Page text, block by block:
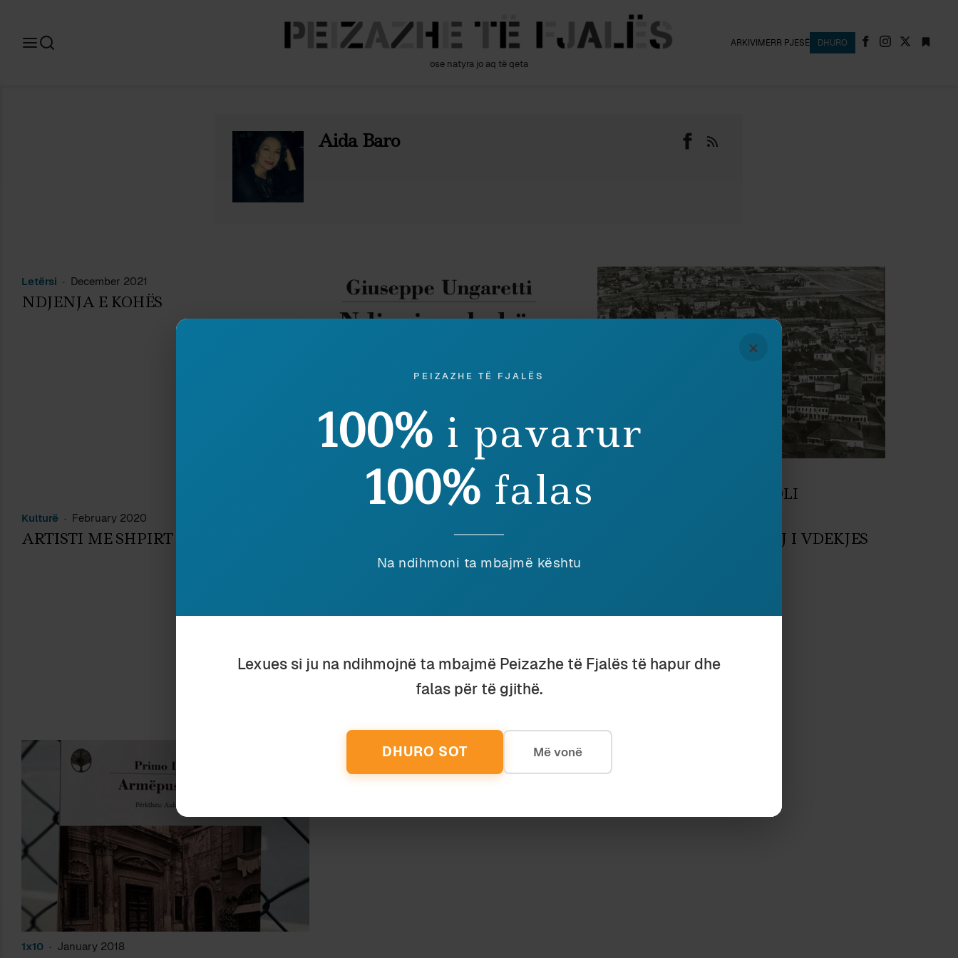
ose natyra jo aq të qeta
ARKIVIMERR PJESË DHURO
Aida Baro
Letërsi December 2021
NDJENJA E KOHËS
January 2021
NDJENJA E KOHËS LINDJA E NJË METROPOLI
Kulturë February 2020
ARTISTI ME SHPIRT ANARKIST
1X10: PËRÇMIMI
PASOLINI DHE MITI I TIJ I VDEKJES
1x10 January 2018
×
PEIZAZHE TË FJALËS
100% i pavarur
100% falas
Na ndihmoni ta mbajmë kështu
Lexues si ju na ndihmojnë ta mbajmë Peizazhe të Fjalës të hapur dhe
falas për të gjithë.
DHURO SOT Më vonë